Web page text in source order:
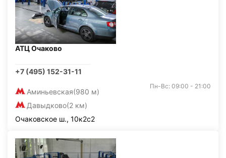
АТЦ Очаково
+7 (495) 152-31-11
Аминьевская(980 м)
Давыдково(2 км)
Пн-Вс: 09:00 - 21:00
Очаковское ш., 10к2с2